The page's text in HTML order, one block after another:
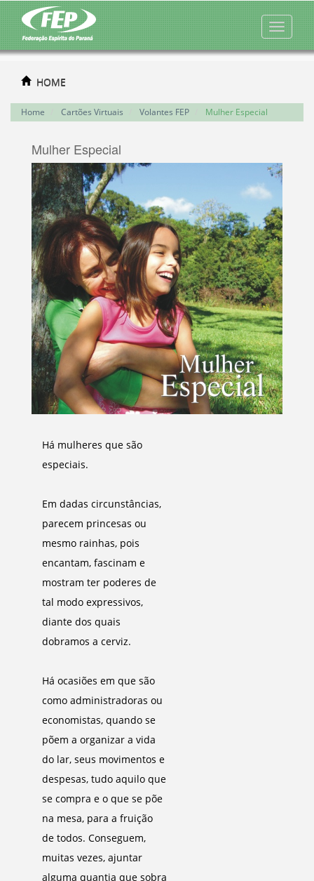
HOME
Home Cartões Virtuais Volantes FEP Mulher Especial
Mulher Especial
Há mulheres que são
especiais.
Em dadas circunstâncias,
parecem princesas ou
mesmo rainhas, pois
encantam, fascinam e
mostram ter poderes de
tal modo expressivos,
diante dos quais
dobramos a cerviz.
Há ocasiões em que são
como administradoras ou
economistas, quando se
põem a organizar a vida
do lar, seus movimentos e
despesas, tudo aquilo que
se compra e o que se põe
na mesa, para a fruição
de todos. Conseguem,
muitas vezes, ajuntar
alguma quantia que sobra